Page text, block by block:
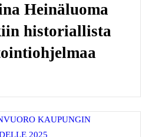
Heinäluoma
historiallista